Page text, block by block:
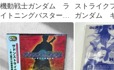
機動戦士ガンダム ラ
イトニングバスター
ストライクルージュ
スピーカー
ストライク
ガンダム
ト 各種１枚
ットです。